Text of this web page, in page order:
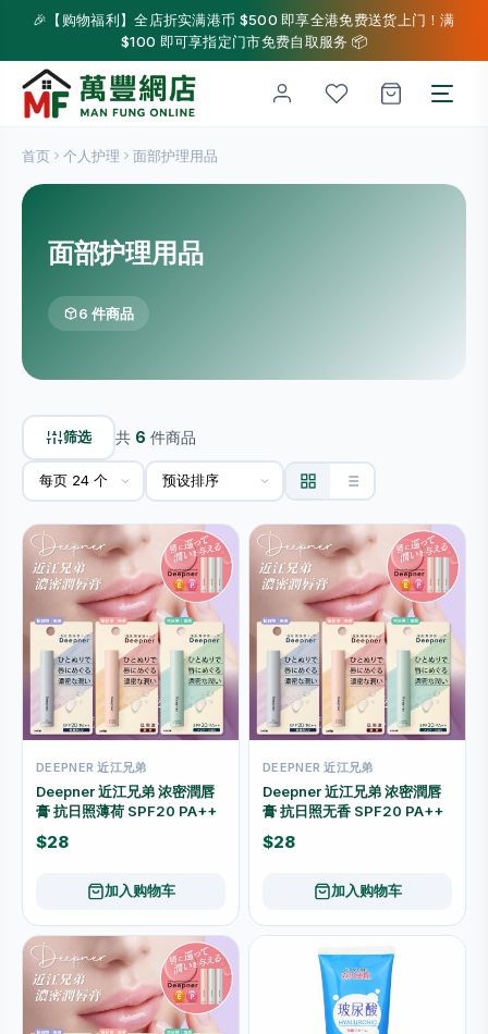
🎉【购物福利】全店折实满港币 $500 即享全港免费送货上门！满
$100 即可享指定门市免费自取服务 📦
首页 个人护理 面部护理用品
面部护理用品
6 件商品
筛选 共 6 件商品
DEEPNER 近江兄弟
Deepner 近江兄弟 浓密潤唇
膏 抗日照薄荷 SPF20 PA++
$28
加入购物车
DEEPNER 近江兄弟
Deepner 近江兄弟 浓密潤唇
膏 抗日照无香 SPF20 PA++
$28
加入购物车